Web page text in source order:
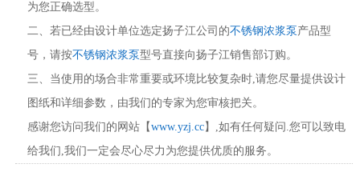
为您正确选型。
二、若已经由设计单位选定扬子江公司的不锈钢浓浆泵 产品型
号，请按不锈钢浓浆泵型号直接向扬子江销售部订购。
三、当使用的场合非常重要或环境比较复杂时,请您尽量提供设计
图纸和详细参数，由我们的专家为您审核把关。
感谢您访问我们的网站【www.yzj.cc】,如有任何疑问.您可以致电
给我们,我们一定会尽心尽力为您提供优质的服务。